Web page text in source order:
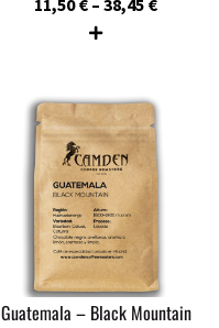
11,50€ – 38,45 €
Guatemala – Black Mountain